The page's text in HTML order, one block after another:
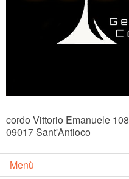
cordo Vittorio Emanuele 108
09017Sant'Antioco
Menù